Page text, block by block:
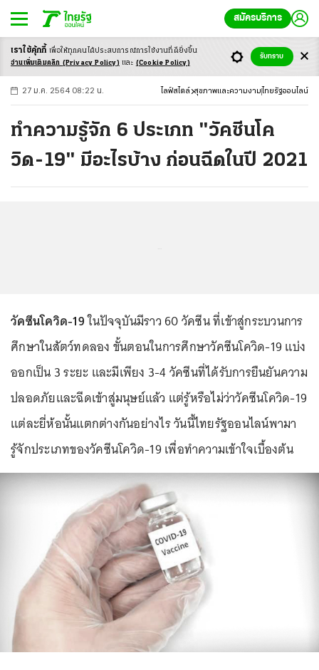
สมัครบริการ
-ก ก ก+
27 ม.ค. 2564 08:22 น. ไลฟ์สไตล์ สุขภาพและความงาม ไทยรัฐออนไลน์
ทำความรู้จัก 6 ประเภท "วัคซีนโค
วิด-19" มีอะไรบ้าง ก่อนฉีดในปี 2021
วัคซีนโควิด-19ในปัจจุบันมีราว 60 วัคซีน ที่เข้าสู่กระบวนการ
ศึกษาในสัตว์ทดลอง ขั้นตอนในการศึกษาวัคซีนโควิด-19 แบ่ง
ออกเป็น 3 ระยะ และมีเพียง 3-4 วัคซีนที่ได้รับการยืนยันความ
ปลอดภัยและฉีดเข้าสู่มนุษย์แล้ว แต่รู้หรือไม่ว่าวัคซีนโควิด-19
แต่ละยี่ห้อนั้นแตกต่างกันอย่างไร วันนี้ไทยรัฐออนไลน์พามา
รู้จักประเภทของวัคซีนโควิด-19 เพื่อทำความเข้าใจเบื้องต้น
เราใช้คุ้กกี้ เพื่อให้ทุกคนได้ประสบการณ์การใช้งานที่ดียิ่งขึ้น
อ่านเพิ่มเติมคลิก (Privacy Policy) และ (Cookie Policy)
รับทราบ